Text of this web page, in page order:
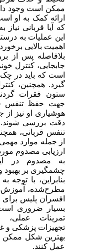
ممکن است وجود
ارائه کمک به او
که آیا قربانی نیاز
این عملیات به
اهمیت بالایی
بلافاصله پس از
جابجایی، کنترل
است که باید در چک
گیرد. همچنین،
ستون فقرات
جهت حفظ تنفس
هوشیاری او نیز از
دقت بررسی شوند.
تنفس قربانی،
از جمله موارد
ارزیابی مصدوم
به مصدوم در این
چشمگیری بر بهبود
بنابراین، با
مطرح‌شده،
افسران پلیس برای
بسیار ضروری
تمرینات عملی،
تجهیزات پزشکی و
بهترین شکل ممکن
عمل کنند.